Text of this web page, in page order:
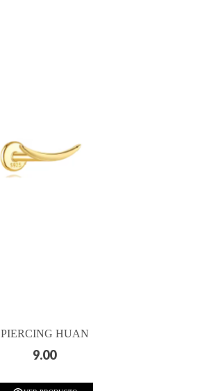
PIERCING HUAN
9.00